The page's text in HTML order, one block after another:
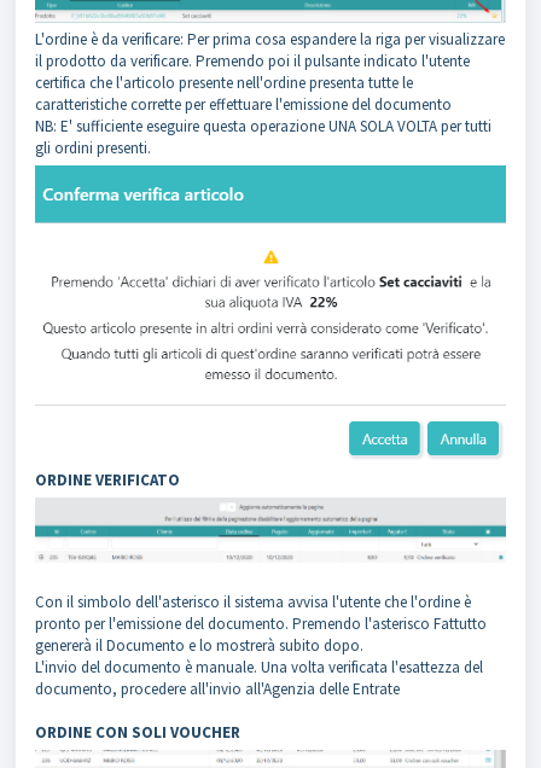
L'ordine è da verificare: Per prima cosa espandere la riga per visualizzare
il prodotto da verificare. Premendo poi il pulsante indicato l'utente
certifica che l'articolo presente nell'ordine presenta tutte le
caratteristiche corrette per effettuare l'emissione del documento
NB: E' sufficiente eseguire questa operazione UNA SOLA VOLTA per tutti
gli ordini presenti.
ORDINE VERIFICATO
Con il simbolo dell'asterisco il sistema avvisa l'utente che l'ordine è
pronto per l'emissione del documento. Premendo l'asterisco Fattutto
genererà il Documento e lo mostrerà subito dopo.
L'invio del documento è manuale. Una volta verificata l'esattezza del
documento, procedere all'invio all'Agenzia delle Entrate
ORDINE CON SOLI VOUCHER